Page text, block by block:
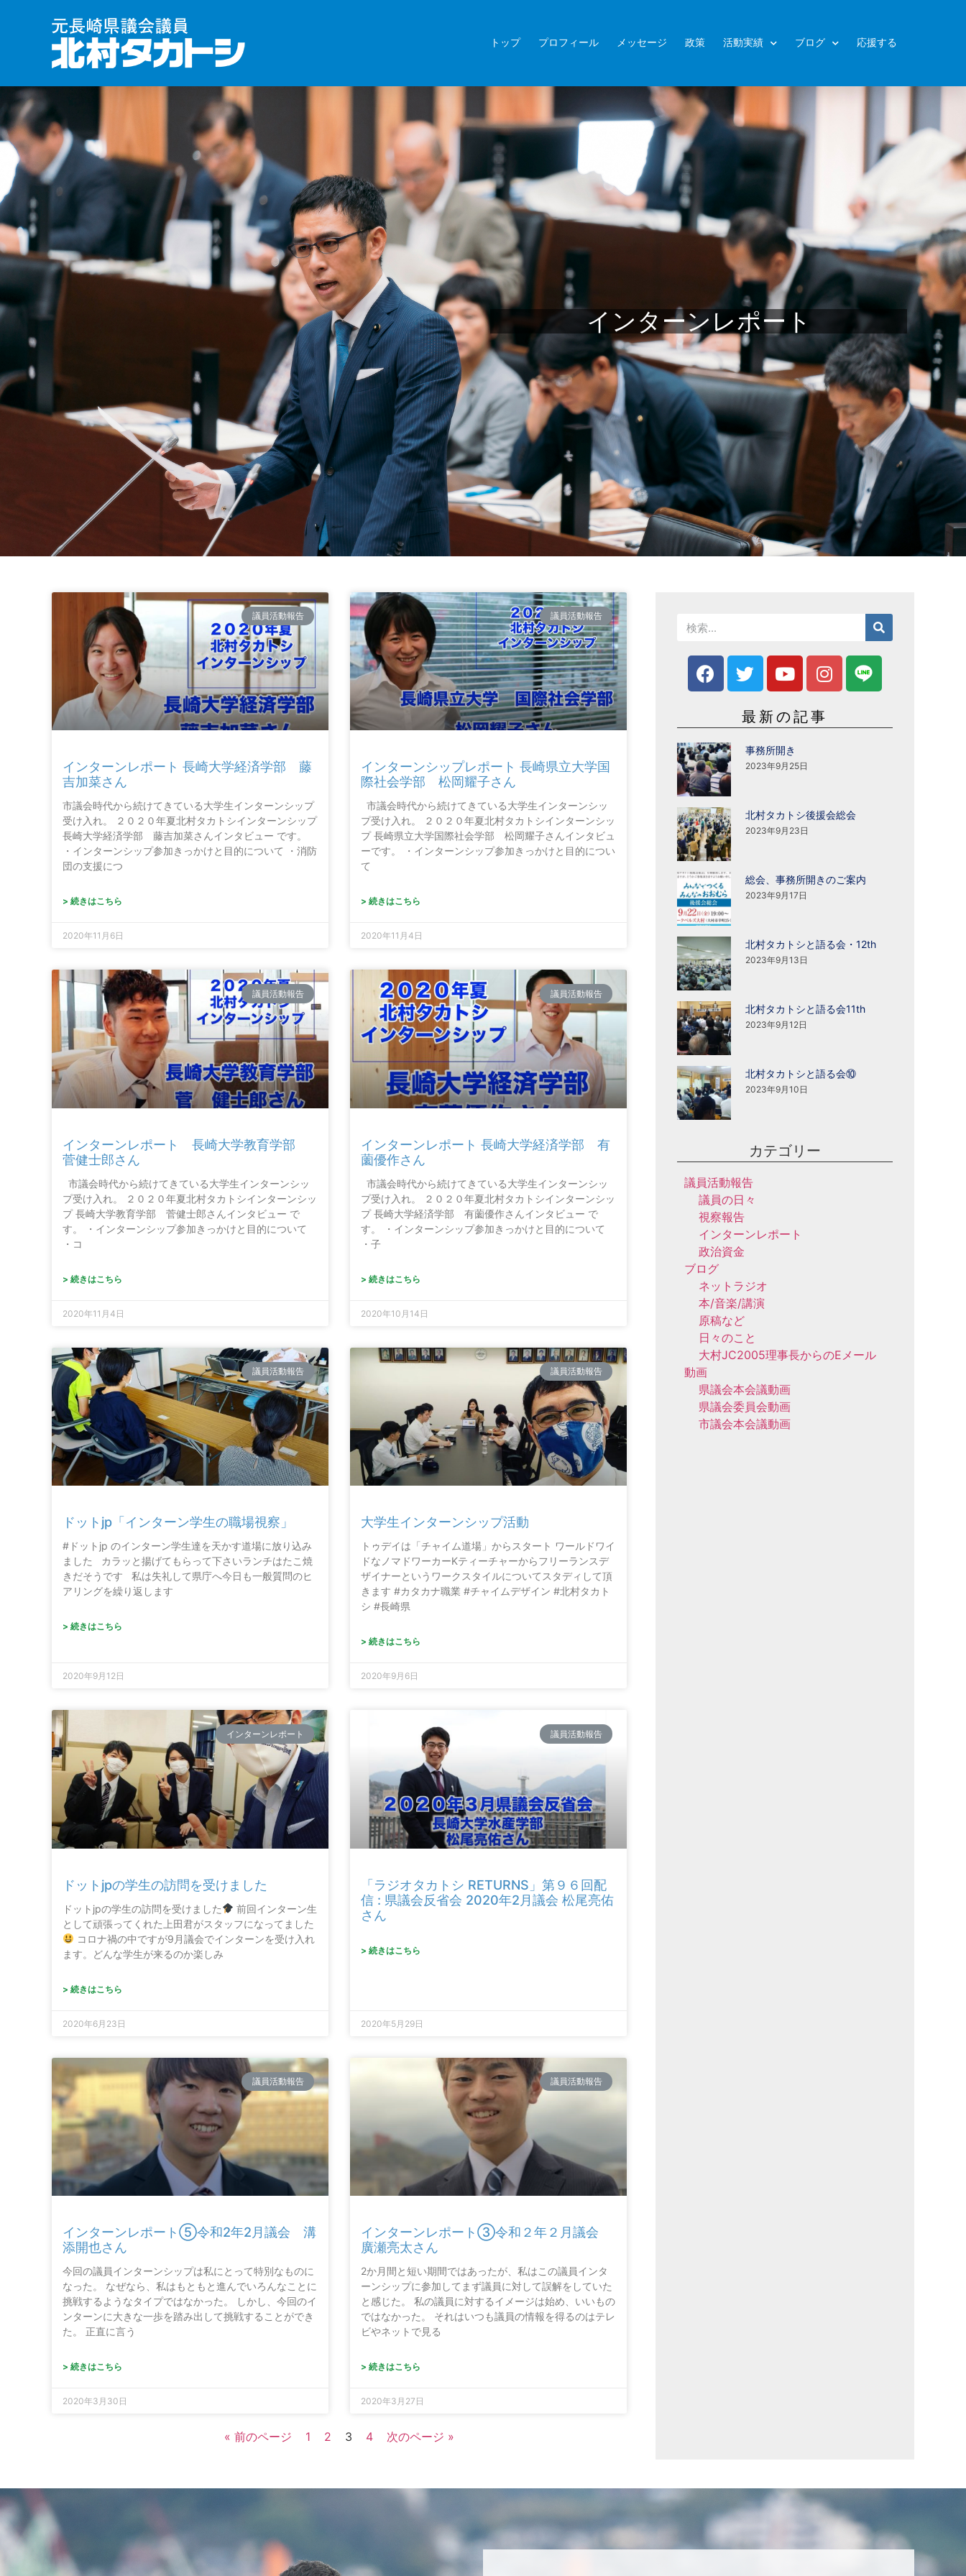
トップ プロフィール メッセージ 政策 活動実績 ブログ 応援する
インターンレポート
議員活動報告
インターンレポート 長崎大学経済学部 藤
吉加菜さん
市議会時代から続けてきている大学生インターンシップ
受け入れ。 ２０２０年夏北村タカトシインターンシップ
長崎大学経済学部 藤吉加菜さんインタビュー です。
・インターンシップ参加きっかけと目的について ・消防
団の支援につ
> 続きはこちら
2020年11月6日
議員活動報告
インターンシップレポート 長崎県立大学国
際社会学部 松岡耀子さん
市議会時代から続けてきている大学生インターンシッ
プ受け入れ。 ２０２０年夏北村タカトシインターンシッ
プ 長崎県立大学国際社会学部 松岡耀子さんインタビュ
ーです。 ・インターンシップ参加きっかけと目的につい
て
> 続きはこちら
2020年11月4日
議員活動報告
インターンレポート 長崎大学教育学部
菅健士郎さん
市議会時代から続けてきている大学生インターンシッ
プ受け入れ。 ２０２０年夏北村タカトシインターンシッ
プ 長崎大学教育学部 菅健士郎さんインタビュー で
す。 ・インターンシップ参加きっかけと目的について
・コ
> 続きはこちら
2020年11月4日
議員活動報告
インターンレポート 長崎大学経済学部 有
薗優作さん
市議会時代から続けてきている大学生インターンシッ
プ受け入れ。 ２０２０年夏北村タカトシインターンシッ
プ 長崎大学経済学部 有薗優作さんインタビュー で
す。 ・インターンシップ参加きっかけと目的について
・子
> 続きはこちら
2020年10月14日
議員活動報告
ドットjp「インターン学生の職場視察」
#ドットjp のインターン学生達を天かす道場に放り込み
ました カラッと揚げてもらって下さいランチはたこ焼
きだそうです 私は失礼して県庁へ今日も一般質問のヒ
アリングを繰り返します
> 続きはこちら
2020年9月12日
議員活動報告
大学生インターンシップ活動
トゥデイは「チャイム道場」からスタート ワールドワイ
ドなノマドワーカーKティーチャーからフリーランスデ
ザイナーというワークスタイルについてスタディして頂
きます #カタカナ職業 #チャイムデザイン #北村タカト
シ #長崎県
> 続きはこちら
2020年9月6日
インターンレポート
ドットjpの学生の訪問を受けました
ドットjpの学生の訪問を受けました
前回インターン生
として頑張ってくれた上田君がスタッフになってました
コロナ禍の中ですが9月議会でインターンを受け入れ
ます。どんな学生が来るのか楽しみ
> 続きはこちら
2020年6月23日
議員活動報告
「ラジオタカトシ RETURNS」第９６回配
信 : 県議会反省会 2020年2月議会 松尾亮佑
さん
> 続きはこちら
2020年5月29日
議員活動報告
インターンレポート⑤令和2年2月議会 溝
添開也さん
今回の議員インターンシップは私にとって特別なものに
なった。 なぜなら、私はもともと進んでいろんなことに
挑戦するようなタイプではなかった。 しかし、今回のイ
ンターンに大きな一歩を踏み出して挑戦することができ
た。 正直に言う
> 続きはこちら
2020年3月30日
議員活動報告
インターンレポート③令和２年２月議会
廣瀬亮太さん
2か月間と短い期間ではあったが、私はこの議員インタ
ーンシップに参加してまず議員に対して誤解をしていた
と感じた。 私の議員に対するイメージは始め、いいもの
ではなかった。 それはいつも議員の情報を得るのはテレ
ビやネットで見る
> 続きはこちら
2020年3月27日
« 前のページ 1 2 3 4 次のページ »
最新の記事
事務所開き
2023年9月25日
北村タカトシ後援会総会
2023年9月23日
総会、事務所開きのご案内
2023年9月17日
北村タカトシと語る会・12th
2023年9月13日
北村タカトシと語る会11th
2023年9月12日
北村タカトシと語る会⑩
2023年9月10日
カテゴリー
議員活動報告
議員の日々
視察報告
インターンレポート
政治資金
ブログ
ネットラジオ
本/音楽/講演
原稿など
日々のこと
大村JC2005理事長からのEメール
動画
県議会本会議動画
県議会委員会動画
市議会本会議動画